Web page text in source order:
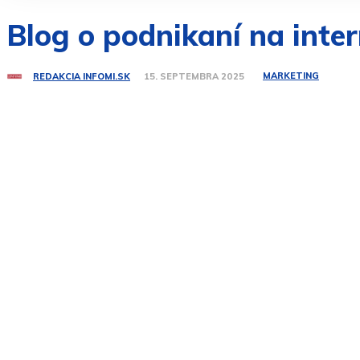
Blog o podnikaní na
REDAKCIA INFOMI.SK 15. SEPTEMBRA 2025 MARKETING